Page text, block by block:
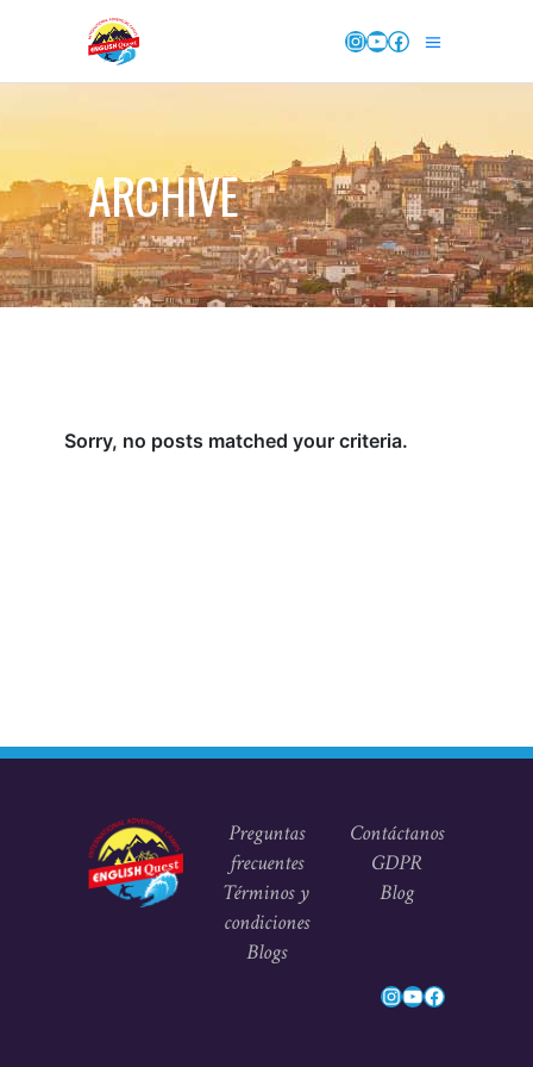
Instagram
YouTube
Facebook
ARCHIVE
Sorry, no posts matched your criteria.
Preguntas
frecuentes
Términos y
condiciones
Blogs
Contáctanos
GDPR
Blog
Instagram
YouTube
Facebook